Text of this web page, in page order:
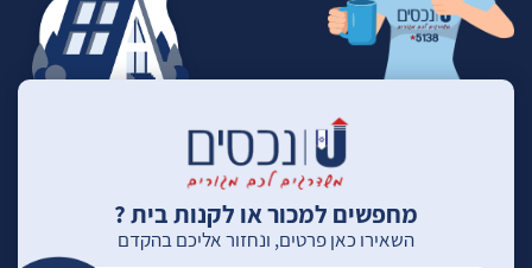
מחפשים למכור או לקנות בית ?
השאירו כאן פרטים, ונחזור אליכם בהקדם